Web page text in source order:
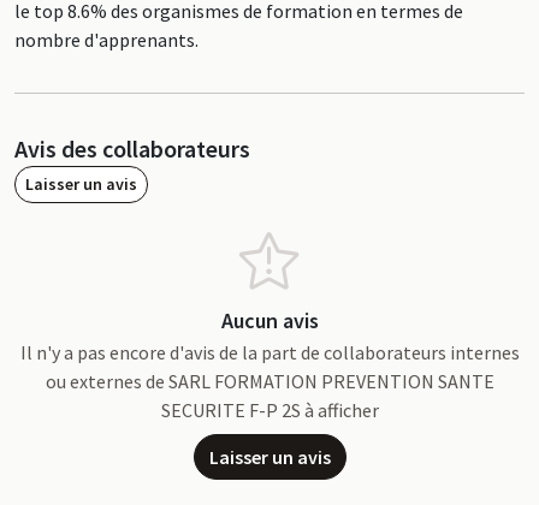
le top 8.6% des organismes de formation en termes de
nombre d'apprenants.
Avis des collaborateurs
Laisser un avis
Aucun avis
Il n'y a pas encore d'avis de la part de collaborateurs internes
ou externes de SARL FORMATION PREVENTION SANTE
SECURITE F-P 2S à afficher
Laisser un avis